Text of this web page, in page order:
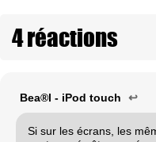
4 réactions
Bea®l - iPod touch ↩
Si sur les écrans, les